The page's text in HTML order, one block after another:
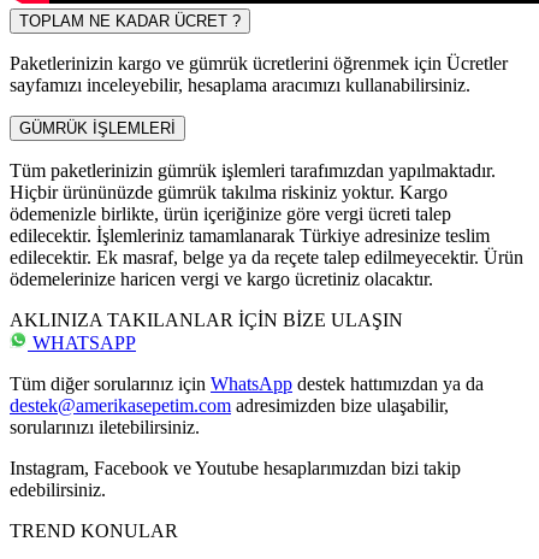
TOPLAM NE KADAR ÜCRET ?
Paketlerinizin kargo ve gümrük ücretlerini öğrenmek için Ücretler
sayfamızı inceleyebilir, hesaplama aracımızı kullanabilirsiniz.
GÜMRÜK İŞLEMLERİ
Tüm paketlerinizin gümrük işlemleri tarafımızdan yapılmaktadır.
Hiçbir ürününüzde gümrük takılma riskiniz yoktur. Kargo
ödemenizle birlikte, ürün içeriğinize göre vergi ücreti talep
edilecektir. İşlemleriniz tamamlanarak Türkiye adresinize teslim
edilecektir. Ek masraf, belge ya da reçete talep edilmeyecektir. Ürün
ödemelerinize haricen vergi ve kargo ücretiniz olacaktır.
AKLINIZA TAKILANLAR İÇİN BİZE ULAŞIN
WHATSAPP
Tüm diğer sorularınız için WhatsApp destek hattımızdan ya da
destek@amerikasepetim.com adresimizden bize ulaşabilir,
sorularınızı iletebilirsiniz.
Instagram, Facebook ve Youtube hesaplarımızdan bizi takip
edebilirsiniz.
TREND KONULAR